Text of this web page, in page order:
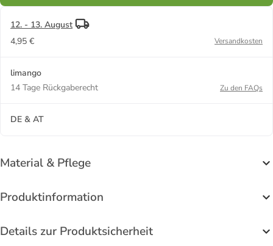
12. - 13. August
4,95 €
Versandkosten
limango
14 Tage Rückgaberecht
Zu den FAQs
DE & AT
Material & Pflege
Produktinformation
Details zur Produktsicherheit